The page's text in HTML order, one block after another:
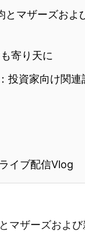
とマザーズおよ
寄り天に
投資家向け関連
イブ配信Vlog
マザーズおよ